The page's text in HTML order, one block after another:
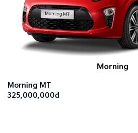
Morning
Morning MT
325,000,000đ